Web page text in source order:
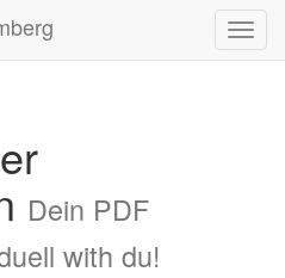
Dein PDF
with du!